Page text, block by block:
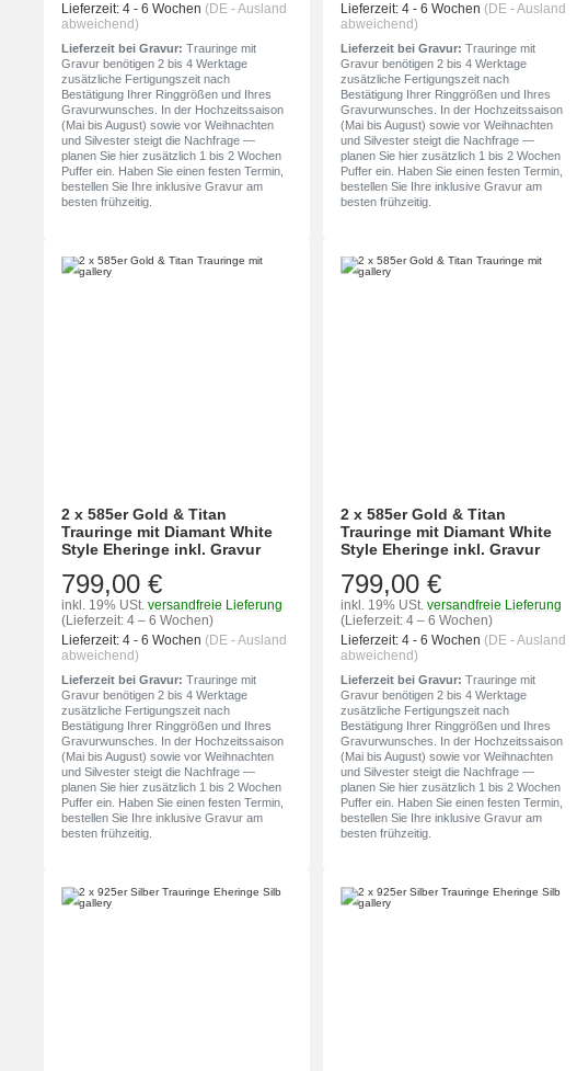
Lieferzeit: 4 - 6 Wochen (DE - Ausland
abweichend)
Lieferzeit bei Gravur: Trauringe mit
Gravur benötigen 2 bis 4 Werktage
zusätzliche Fertigungszeit nach
Bestätigung Ihrer Ringgrößen und Ihres
Gravurwunsches. In der Hochzeitssaison
(Mai bis August) sowie vor Weihnachten
und Silvester steigt die Nachfrage —
planen Sie hier zusätzlich 1 bis 2 Wochen
Puffer ein. Haben Sie einen festen Termin,
bestellen Sie Ihre inklusive Gravur am
besten frühzeitig.
Lieferzeit: 4 - 6 Wochen (DE - Ausland
abweichend)
Lieferzeit bei Gravur: Trauringe mit
Gravur benötigen 2 bis 4 Werktage
zusätzliche Fertigungszeit nach
Bestätigung Ihrer Ringgrößen und Ihres
Gravurwunsches. In der Hochzeitssaison
(Mai bis August) sowie vor Weihnachten
und Silvester steigt die Nachfrage —
planen Sie hier zusätzlich 1 bis 2 Wochen
Puffer ein. Haben Sie einen festen Termin,
bestellen Sie Ihre inklusive Gravur am
besten frühzeitig.
2 x 585er Gold & Titan
Trauringe mit Diamant White
Style Eheringe inkl. Gravur
799,00 €
inkl. 19% USt. versandfreie Lieferung
(Lieferzeit: 4 – 6 Wochen)
Lieferzeit: 4 - 6 Wochen (DE - Ausland
abweichend)
Lieferzeit bei Gravur: Trauringe mit
Gravur benötigen 2 bis 4 Werktage
zusätzliche Fertigungszeit nach
Bestätigung Ihrer Ringgrößen und Ihres
Gravurwunsches. In der Hochzeitssaison
(Mai bis August) sowie vor Weihnachten
und Silvester steigt die Nachfrage —
planen Sie hier zusätzlich 1 bis 2 Wochen
Puffer ein. Haben Sie einen festen Termin,
bestellen Sie Ihre inklusive Gravur am
besten frühzeitig.
2 x 585er Gold & Titan
Trauringe mit Diamant White
Style Eheringe inkl. Gravur
799,00 €
inkl. 19% USt. versandfreie Lieferung
(Lieferzeit: 4 – 6 Wochen)
Lieferzeit: 4 - 6 Wochen (DE - Ausland
abweichend)
Lieferzeit bei Gravur: Trauringe mit
Gravur benötigen 2 bis 4 Werktage
zusätzliche Fertigungszeit nach
Bestätigung Ihrer Ringgrößen und Ihres
Gravurwunsches. In der Hochzeitssaison
(Mai bis August) sowie vor Weihnachten
und Silvester steigt die Nachfrage —
planen Sie hier zusätzlich 1 bis 2 Wochen
Puffer ein. Haben Sie einen festen Termin,
bestellen Sie Ihre inklusive Gravur am
besten frühzeitig.